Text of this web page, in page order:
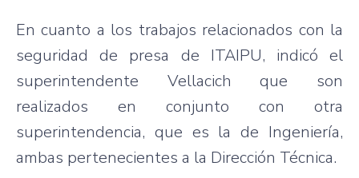
En cuanto a los trabajos relacionados con la
seguridad de presa de ITAIPU, indicó el
superintendente Vellacich que son
realizados en conjunto con otra
superintendencia, que es la de Ingeniería,
ambas pertenecientes a la Dirección Técnica.